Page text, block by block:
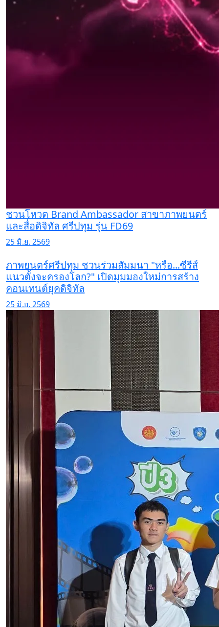
ชวนโหวต Brand Ambassador สาขาภาพยนตร์
และสื่อดิจิทัล ศรีปทุม รุ่น FD69
25 มิ.ย. 2569
ภาพยนตร์ศรีปทุม ชวนร่วมสัมมนา "หรือ...ซีรีส์
แนวตั้งจะครองโลก?" เปิดมุมมองใหม่การสร้าง
คอนเทนต์ยุคดิจิทัล
25 มิ.ย. 2569